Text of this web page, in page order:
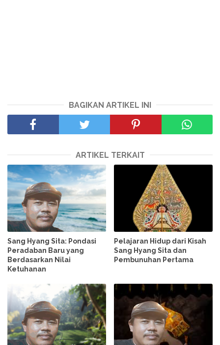
BAGIKAN ARTIKEL INI
ARTIKEL TERKAIT
Sang Hyang Sita: Pondasi
Peradaban Baru yang
Berdasarkan Nilai
Ketuhanan
Pelajaran Hidup dari Kisah
Sang Hyang Sita dan
Pembunuhan Pertama